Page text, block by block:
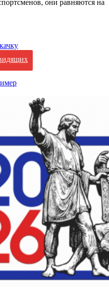
они равняются на